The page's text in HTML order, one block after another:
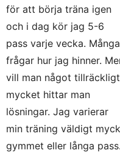
för att börja träna igen
och i dag kör jag 5-6
pass varje vecka. Många
frågar hur jag hinner.
vill man något tillräckligt
mycket hittar man
lösningar. Jag varierar
min träning väldigt
gymmet eller långa